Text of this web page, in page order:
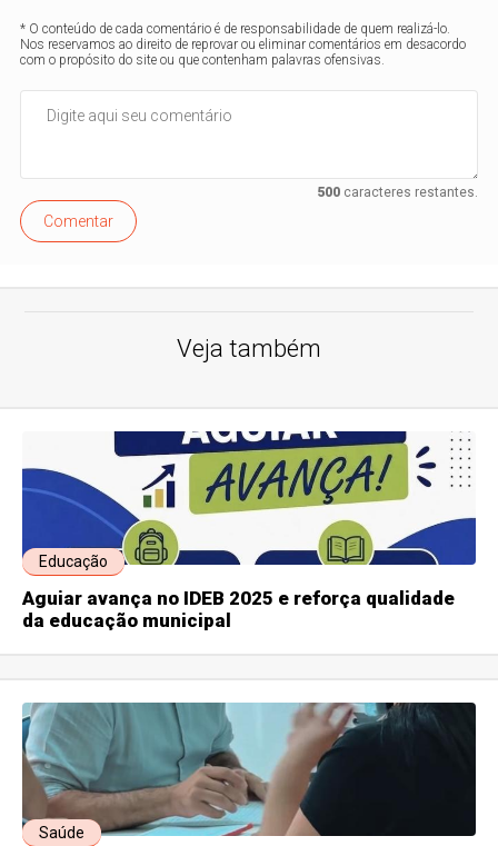
* O conteúdo de cada comentário é de responsabilidade de quem realizá-lo.
Nos reservamos ao direito de reprovar ou eliminar comentários em desacordo
com o propósito do site ou que contenham palavras ofensivas.
500caracteres restantes.
Comentar
Veja também
Educação
Aguiar avança no IDEB 2025 e reforça qualidade
da educação municipal
Saúde